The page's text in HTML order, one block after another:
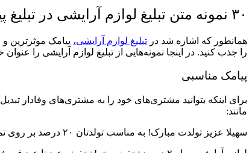
۳۰ نمونه متن تبلیغ لوازم آرایشی در تبلیغ پیامکی
همانطور که اشاره شد در تبلیغ لوازم آرایشی، پیامک موثرترین
را جذب کنید. در اینجا نمونه‌هایی از تبلیغ لوازم آرایشی را عنوان
پیامک مناسبی
برای اینکه بتوانید مشتری‌های خود را به مشتری‌های وفادار تبدیل
مانند:
سهیلا عزیز تولدت مبارک! به مناسب تولدتان ۲۰ درصد بر روی تمام لوازم آررایشی تخفیف دارید. مهلت استفاده تا آخر هفته/ فروشگاه آرایشی الف